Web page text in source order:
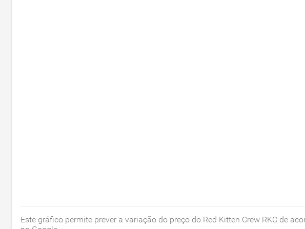
Este gráfico permite prever a variação do preço do Red Kitten Crew RKC de